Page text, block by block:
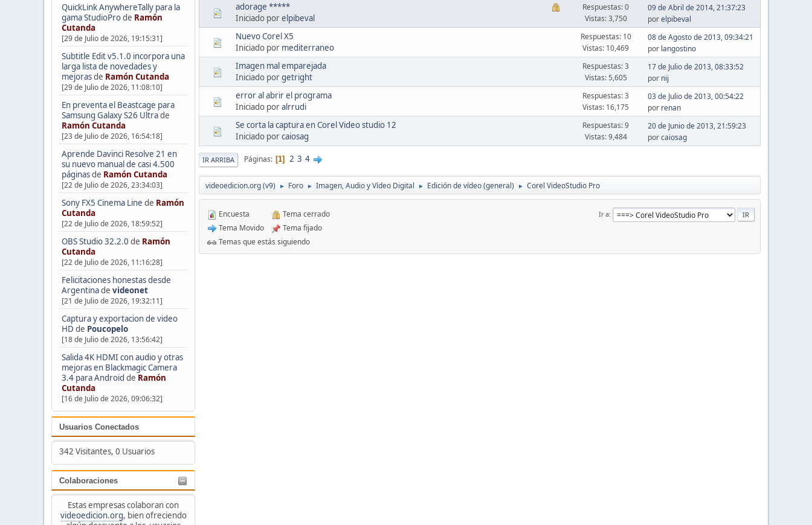
QuickLink AnywhereTally para la
gama StudioProde Ramón
Cutanda
[29 de Julio de 2026, 19:15:31]
Subtitle Edit v5.1.0 incorpora una
larga lista de novedades y
mejorasde Ramón Cutanda
[29 de Julio de 2026, 11:08:10]
En preventa el Beastcage para
Samsung Galaxy S26 Ultrade
Ramón Cutanda
[23 de Julio de 2026, 16:54:18]
Aprende Davinci Resolve 21 en
su nuevo manual de casi 4.500
páginasde Ramón Cutanda
[22 de Julio de 2026, 23:34:03]
Sony FX5 Cinema Line de Ramón
Cutanda
[22 de Julio de 2026, 18:59:52]
OBS Studio 32.2.0 de Ramón
Cutanda
[22 de Julio de 2026, 11:16:28]
Felicitaciones honestas desde
Argentinade videonet
[21 de Julio de 2026, 19:32:11]
Captura y exportacion de video
HD de Poucopelo
[18 de Julio de 2026, 13:56:42]
Salida 4K HDMI con audio y otras
mejoras en Blackmagic Camera
3.4 para Android de Ramón
Cutanda
[16 de Julio de 2026, 09:06:32]
Usuarios Conectados
342 Visitantes, 0 Usuarios
Colaboraciones
Estas empresas colaboran con
videoedicion.org, bien ofreciendo
adorage *****
Iniciado porelpibeval
Respuestas: 0
Vistas: 3,750
09 de Abril de 2014, 21:37:23
porelpibeval
Nuevo Corel X5
Iniciado por mediterraneo
Respuestas: 10
Vistas: 10,469
08 de Agosto de 2013, 09:34:21
por langostino
Imagen mal emparejada
Iniciado porgetright
Respuestas: 3
Vistas: 5,605
17 de Julio de 2013, 08:33:52
por nij
error al abrir el programa
Iniciado poralrrudi
Respuestas: 3
Vistas: 16,175
03 de Julio de 2013, 00:54:22
por renan
Se corta la captura en Corel Video studio 12
Iniciado porcaiosag
Respuestas: 9
Vistas: 9,484
20 de Junio de 2013, 21:59:23
porcaiosag
IR ARRIBA Páginas 1 2 3 4
videoedicion.org (v9) ► Foro ► Imagen, Audio y Vídeo Digital ► Edición de vídeo (general) ► Corel VideoStudio Pro
Ir a
Encuesta
Tema Movido
Tema cerrado
Tema fijado
Temas que estás siguiendo